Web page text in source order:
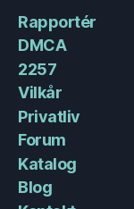
Rapportér
DMCA
2257
Vilkår
Privatliv
Forum
Katalog
Blog